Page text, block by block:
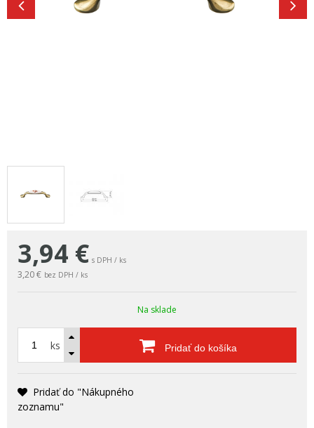
3,94 € s DPH / ks
3,20 € bez DPH / ks
Na sklade
ks Pridať do košíka
Pridať do "Nákupného
zoznamu"